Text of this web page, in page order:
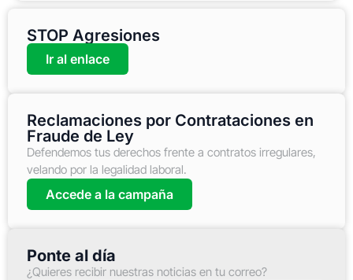
STOP Agresiones
Ir al enlace
Reclamaciones por Contrataciones en
Fraude de Ley
Defendemos tus derechos frente a contratos irregulares,
velando por la legalidad laboral.
Accede a la campaña
Ponte al día
¿Quieres recibir nuestras noticias en tu correo?